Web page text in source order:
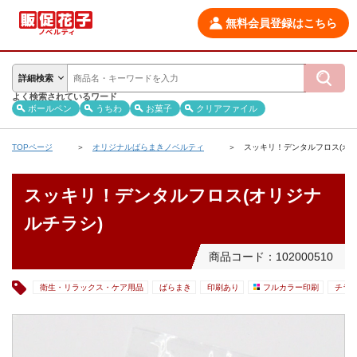
無料会員登録はこちら
詳細検索
よく検索されているワード
ボールペン
うちわ お菓子 クリアファイル
TOPページ オリジナルばらまきノベルティ スッキリ！デンタルフロス(オ
スッキリ！デンタルフロス(オリジナ
ルチラシ)
商品コード：102000510
衛生・リラックス・ケア用品 ばらまき 印刷あり フルカラー印刷 チラ